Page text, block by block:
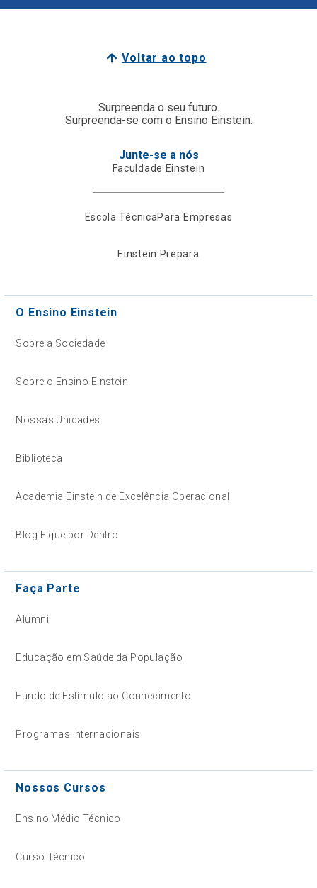
Voltar ao topo
Surpreenda o seu futuro.
Surpreenda-se com o Ensino Einstein.
Junte-se a nós
Faculdade Einstein
Escola TécnicaPara Empresas
Einstein Prepara
O Ensino Einstein
Sobre a Sociedade
Sobre o Ensino Einstein
Nossas Unidades
Biblioteca
Academia Einstein de Excelência Operacional
Blog Fique por Dentro
Faça Parte
Alumni
Educação em Saúde da População
Fundo de Estímulo ao Conhecimento
Programas Internacionais
Nossos Cursos
Ensino Médio Técnico
Curso Técnico